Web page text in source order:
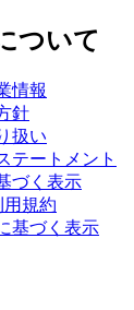
ついて
情報
針
扱い
テートメント
づく表示
用規約
基づく表示